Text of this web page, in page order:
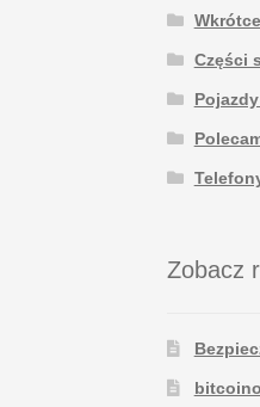
Części
Zobacz